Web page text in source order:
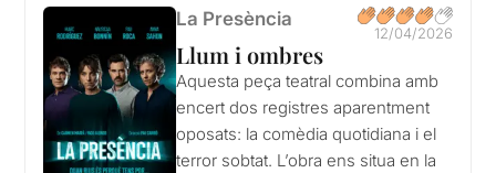
La Presència
12/04/2026
Llum i ombres
Aquesta peça teatral combina amb
encert dos registres aparentment
oposats: la comèdia quotidiana i el
terror sobtat. L’obra ens situa en la